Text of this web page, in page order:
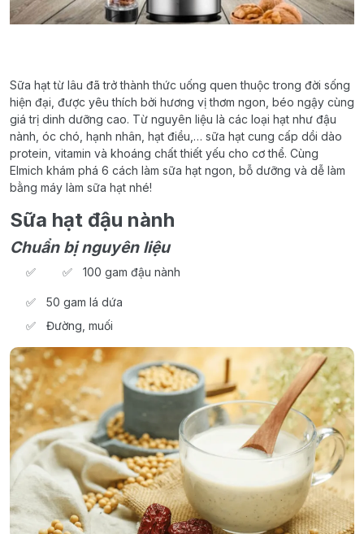
Sữa hạt từ lâu đã trở thành thức uống quen thuộc trong đời sống
hiện đại, được yêu thích bởi hương vị thơm ngon, béo ngậy cùng
giá trị dinh dưỡng cao. Từ nguyên liệu là các loại hạt như đậu
nành, óc chó, hạnh nhân, hạt điều,… sữa hạt cung cấp dồi dào
protein, vitamin và khoáng chất thiết yếu cho cơ thể. Cùng
Elmich khám phá 6 cách làm sữa hạt ngon, bỗ dưỡng và dễ làm
bằng máy làm sữa hạt nhé!
Sữa hạt đậu nành
Chuẩn bị nguyên liệu
100 gam đậu nành
50 gam lá dứa
Đường, muối